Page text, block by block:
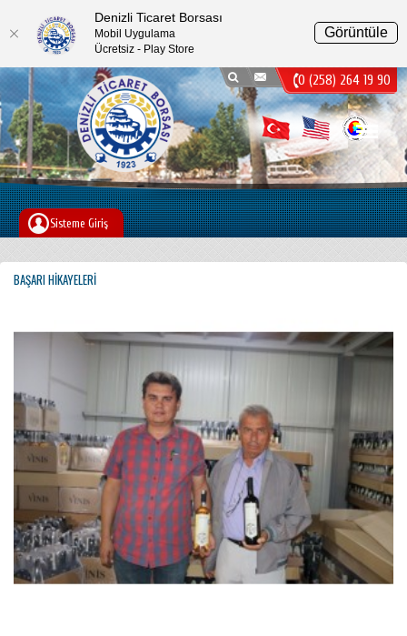
0 (258) 264 19 90
Sisteme Giriş
BAŞARI HIKAYELERI
Menu
Denizli Ticaret Borsası
Mobil Uygulama
Ücretsiz - Play Store
Görüntüle